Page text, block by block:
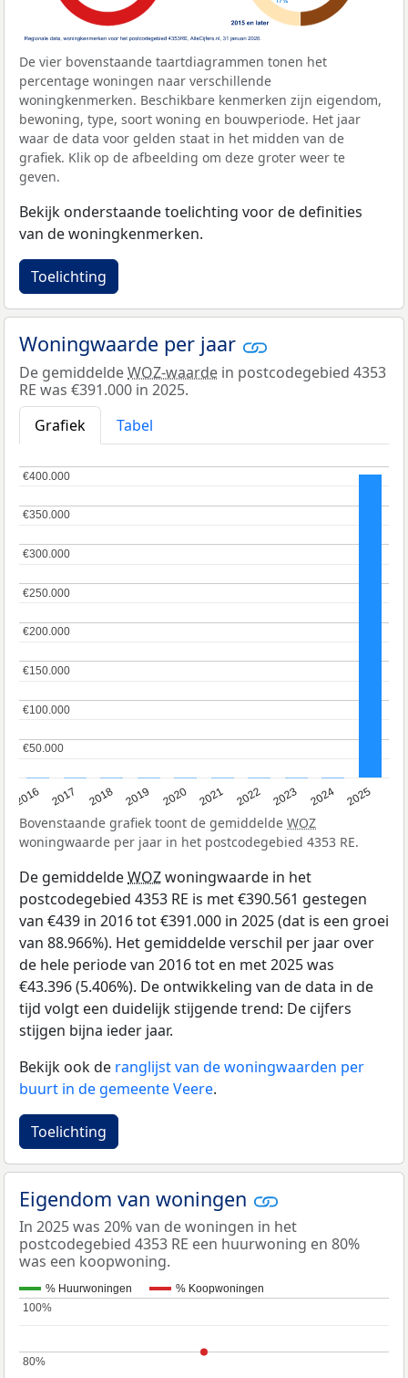
De vier bovenstaande taartdiagrammen tonen het
percentage woningen naar verschillende
woningkenmerken. Beschikbare kenmerken zijn eigendom,
bewoning, type, soort woning en bouwperiode. Het jaar
waar de data voor gelden staat in het midden van de
grafiek. Klik op de afbeelding om deze groter weer te
geven.
Bekijk onderstaande toelichting voor de definities
van de woningkenmerken.
Toelichting
Woningwaarde per jaar
De gemiddeldeWOZ-waarde in postcodegebied 4353
RE was €391.000 in 2025.
Grafiek
Tabel
2016 2017 2018 2019 2020 2021 2022 2023 2024 2025
€50.000
€50.000
€100.000
€100.000
€150.000
€150.000
€200.000
€200.000
€250.000
€250.000
€300.000
€300.000
€350.000
€350.000
€400.000
€400.000
Bovenstaande grafiek toont de gemiddelde WOZ
woningwaarde per jaar in het postcodegebied 4353 RE.
De gemiddeldeWOZwoningwaarde in het
postcodegebied 4353 RE is met €390.561 gestegen
van €439 in 2016 tot €391.000 in 2025 (dat is een groei
van 88.966%). Het gemiddelde verschil per jaar over
de hele periode van 2016 tot en met 2025 was
€43.396 (5.406%). De ontwikkeling van de data in de
tijd volgt een duidelijk stijgende trend: De cijfers
stijgen bijna ieder jaar.
Bekijk ook de ranglijst van de woningwaarden per
buurt in de gemeente Veere.
Toelichting
Eigendom van woningen
In 2025 was 20% van de woningen in het
postcodegebied 4353 RE een huurwoning en 80%
was een koopwoning.
% Huurwoningen % Koopwoningen
80%
80%
100%
100%